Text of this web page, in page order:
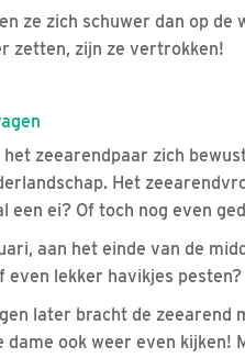
ze zich schuwer dan op
zetten, zijn ze vertrokken!
het zeearendpaar zich
Het
een ei? Of toch nog even
aan het einde van de
even lekker havikjes pesten?
later bracht de
dame ook weer even